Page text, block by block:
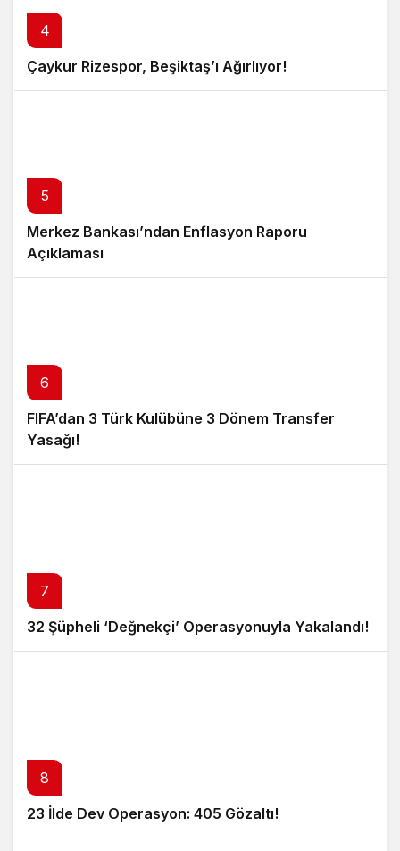
4
Çaykur Rizespor, Beşiktaş’ı Ağırlıyor!
5
Merkez Bankası’ndan Enflasyon Raporu
Açıklaması
6
FIFA’dan 3 Türk Kulübüne 3 Dönem Transfer
Yasağı!
7
32 Şüpheli ‘Değnekçi’ Operasyonuyla Yakalandı!
8
23 İlde Dev Operasyon: 405 Gözaltı!